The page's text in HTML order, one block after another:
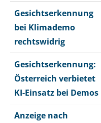
Gesichtserkennung
bei Klimademo
rechtswidrig
Gesichtserkennung:
Österreich verbietet
KI-Einsatz bei Demos
Anzeige nach